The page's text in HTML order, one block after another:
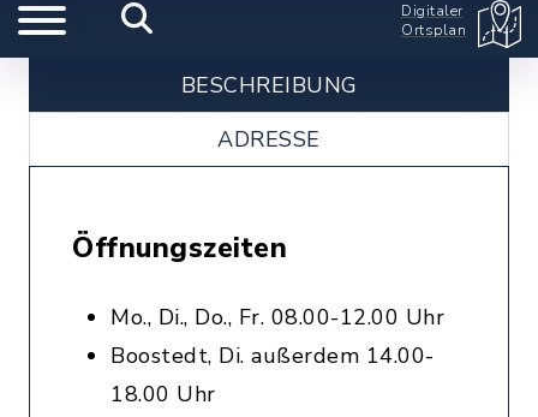
Digitaler
Ortsplan
BESCHREIBUNG
ADRESSE
Öffnungszeiten
Mo., Di., Do., Fr. 08.00-12.00 Uhr
Boostedt, Di. außerdem 14.00-
18.00 Uhr